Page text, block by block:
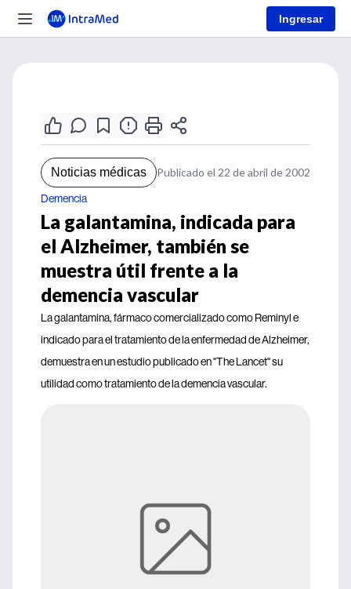
Ingresar
Noticias médicas Publicado el 22 de abril de 2002
Demencia
La galantamina, indicada para
el Alzheimer, también se
muestra útil frente a la
demencia vascular
La galantamina, fármaco comercializado como Reminyl e
indicado para el tratamiento de la enfermedad de Alzheimer,
demuestra en un estudio publicado en "The Lancet" su
utilidad como tratamiento de la demencia vascular.